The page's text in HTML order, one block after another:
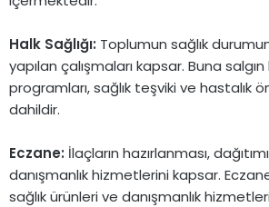
Halk Sağlığı: Toplumun sağlık
yapılan çalışmaları kapsar. Buna
programları, sağlık teşviki ve hastalık
dahildir.
Eczane: İlaçların hazırlanması,
danışmanlık hizmetlerini kapsar.
sağlık ürünleri ve danışmanlık